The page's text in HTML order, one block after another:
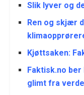
Slik lyver og
Ren og skjær
Kjøttsaken:
Faktisk.no
glimt fra